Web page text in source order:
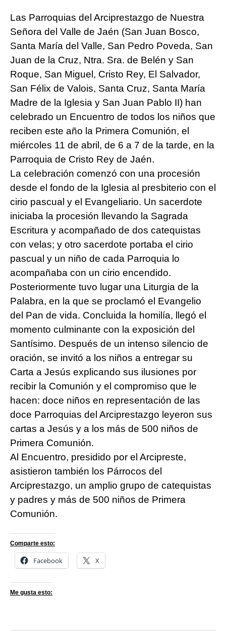
Las Parroquias del Arciprestazgo de Nuestra
Señora del Valle de Jaén (San Juan Bosco,
Santa María del Valle, San Pedro Poveda, San
Juan de la Cruz, Ntra. Sra. de Belén y San
Roque, San Miguel, Cristo Rey, El Salvador,
San Félix de Valois, Santa Cruz, Santa María
Madre de la Iglesia y San Juan Pablo II) han
celebrado un Encuentro de todos los niños que
reciben este año la Primera Comunión, el
miércoles 11 de abril, de 6 a 7 de la tarde, en la
Parroquia de Cristo Rey de Jaén.
La celebración comenzó con una procesión
desde el fondo de la Iglesia al presbiterio con el
cirio pascual y el Evangeliario. Un sacerdote
iniciaba la procesión llevando la Sagrada
Escritura y acompañado de dos catequistas
con velas; y otro sacerdote portaba el cirio
pascual y un niño de cada Parroquia lo
acompañaba con un cirio encendido.
Posteriormente tuvo lugar una Liturgia de la
Palabra, en la que se proclamó el Evangelio
del Pan de vida. Concluida la homilía, llegó el
momento culminante con la exposición del
Santísimo. Después de un intenso silencio de
oración, se invitó a los niños a entregar su
Carta a Jesús explicando sus ilusiones por
recibir la Comunión y el compromiso que le
hacen: doce niños en representación de las
doce Parroquias del Arciprestazgo leyeron sus
cartas a Jesús y a los más de 500 niños de
Primera Comunión.
Al Encuentro, presidido por el Arcipreste,
asistieron también los Párrocos del
Arciprestazgo, un amplio grupo de catequistas
y padres y más de 500 niños de Primera
Comunión.
Comparte esto:
Facebook X
Me gusta esto: